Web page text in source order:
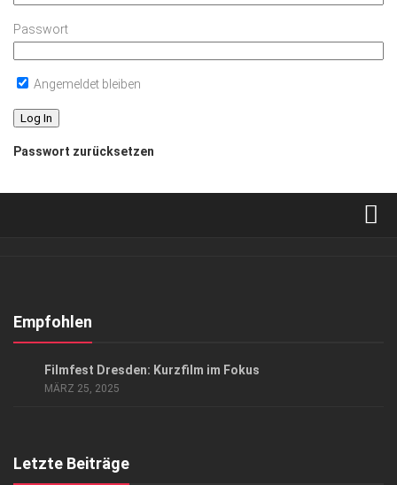
Passwort
Angemeldet bleiben
Passwort zurücksetzen
Kontakt, Impressum
Empfohlen
Filmfest Dresden: Kurzfilm im Fokus
MÄRZ 25, 2025
Letzte Beiträge